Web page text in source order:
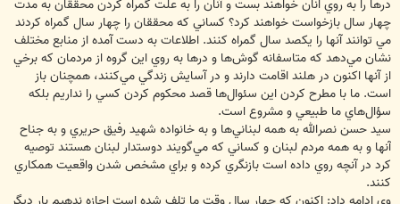
درها را به روي انان خواهند بست و آنان را به علت گمراه كردن محققان به مدت
چهار سال بازخواست خواهند كرد؟ كساني كه محققان را چهار سال گمراه كردند
مي توانند آنها را يكصد سال گمراه كنند. اطلاعات به دست آمده از منابع مختلف
نشان مي‌دهد كه متاسفانه گوش‌ها و درها به روي اين گروه از مردمان كه برخي
از آنها اكنون در هلند اقامت دارند و در آسايش زندگي مي‌كنند، همچنان باز
است. ما با مطرح كردن اين سئوال‌ها قصد محكوم كردن كسي را نداريم بلكه
سؤال‌هاي ما طبيعي و مشروع است.
سيد حسن نصرالله به همه لبناني‌ها و به خانواده شهيد رفيق حريري و به جناح
آنها و به همه مردم لبنان و كساني كه مي‌گويند دوستدار لبنان هستند توصيه
كرد در آنچه روي داده است بازنگري كرده و براي مشخص شدن واقعيت همكاري
كنند.